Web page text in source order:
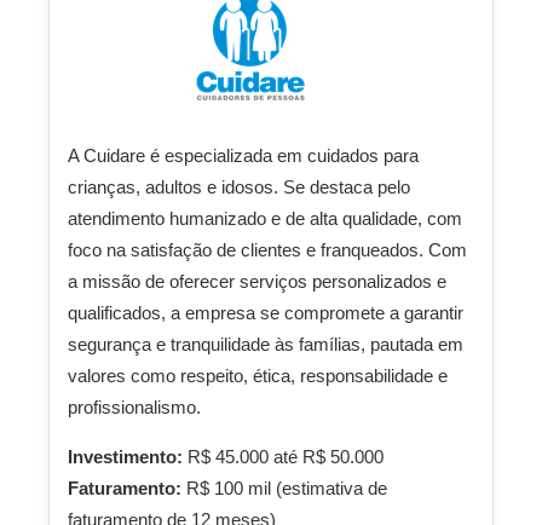
A Cuidare é especializada em cuidados para
crianças, adultos e idosos. Se destaca pelo
atendimento humanizado e de alta qualidade, com
foco na satisfação de clientes e franqueados. Com
a missão de oferecer serviços personalizados e
qualificados, a empresa se compromete a garantir
segurança e tranquilidade às famílias, pautada em
valores como respeito, ética, responsabilidade e
profissionalismo.
Investimento: R$ 45.000 até R$ 50.000
Faturamento: R$ 100 mil (estimativa de
faturamento de 12 meses)